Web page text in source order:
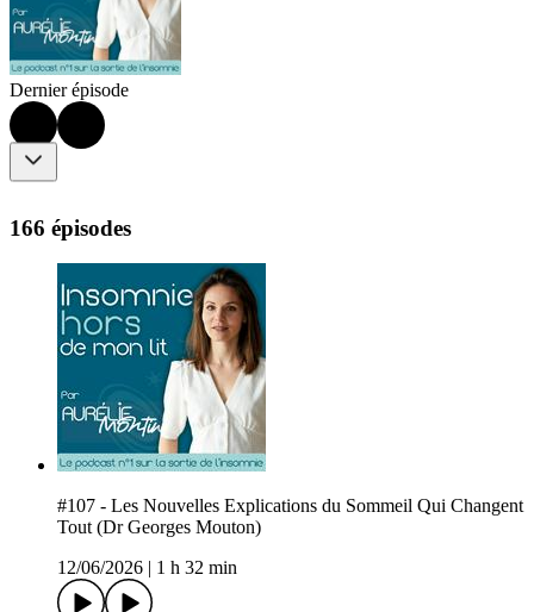
Dernier épisode
166 épisodes
#107 - Les Nouvelles Explications du Sommeil Qui Changent
Tout (Dr Georges Mouton)
12/06/2026
1 h 32 min